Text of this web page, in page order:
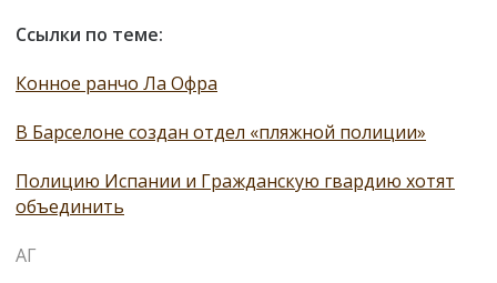
Ссылки по теме:
Конное ранчо Ла Офра
В Барселоне создан отдел «пляжной полиции»
Полицию Испании и Гражданскую гвардию хотят
объединить
АГ